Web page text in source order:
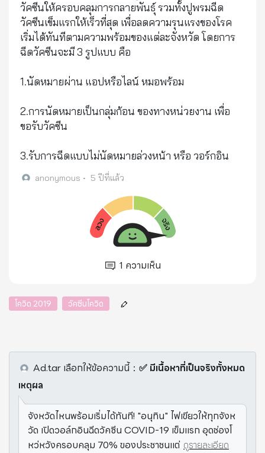
วัคซีนให้ครอบคลุมการกลายพันธุ์ รวมทั้ง​ปูพรมฉีด
วัคซีนเข็มแรกให้เร็วที่สุด เพื่อลดความรุนแรงของโรค
เริ่มได้ทันทีตามความพร้อมของแต่ละจังหวัด โดยการ
ฉีดวัคซีนจะมี 3 รูปแบบ​ คือ
1.นัดหมายผ่าน แอปหรือไลน์ หมอพร้อม
2.การนัดหมายเป็นกลุ่มก้อน ของทางหน่วยงาน เพื่อ
ขอรับวัคซีน
3.รับการฉีดแบบไม่นัดหมายล่วงหน้า หรือ วอร์กอิน
anonymous • 5 ปีที่แล้ว
1 ความเห็น
โควิด 2019 วัคซีนโควิด
Ad.tar เลือกให้ข้อความนี้： ✅ มีเนื้อหาที่เป็นจริงทั้งหมด
เหตุผล
จังหวัดไหนพร้อมเริ่มได้ทันที! "อนุทิน" ไฟเขียวให้ทุกจังห
วัด เปิดวอล์กอินฉีดวัคซีน COVID-19 เข็มแรก อุดช่องโ
หว่หวังครอบคลุม 70% ของประชาชนแต่ ดูรายละเอียด